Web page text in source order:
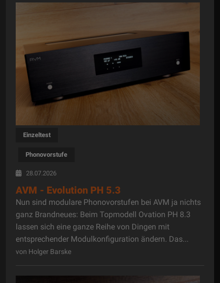
Einzeltest
Phonovorstufe
28.07.2026
AVM - Evolution PH 5.3
Nun sind modulare Phonovorstufen bei AVM ja nichts
ganz Brandneues: Beim Topmodell Ovation PH 8.3
lassen sich eine ganze Reihe von Dingen mit
entsprechender Modulkonfiguration ändern. Das...
von Holger Barske